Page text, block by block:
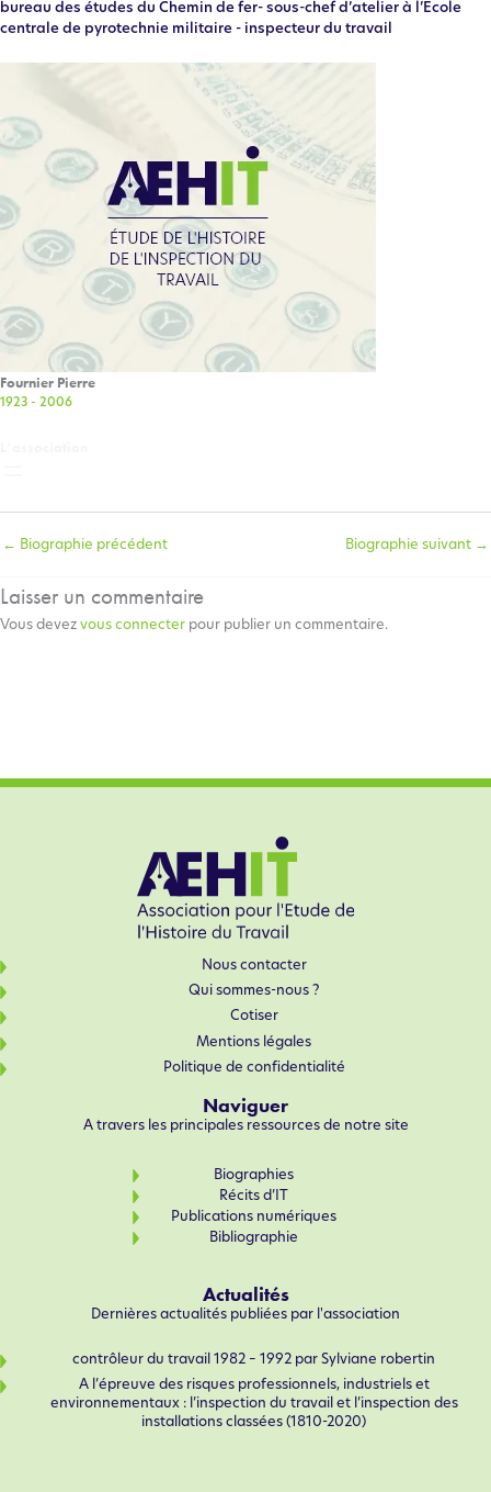
bureau des études du Chemin de fer- sous-chef d’atelier à l’École
centrale de pyrotechnie militaire - inspecteur du travail
Fournier Pierre
1923 - 2006
← Biographie précédent Biographie suivant →
Laisser un commentaire
Vous devez vous connecter pour publier un commentaire.
Nous contacter
Qui sommes-nous ?
Cotiser
Mentions légales
Politique de confidentialité
Naviguer
A travers les principales ressources de notre site
Biographies
Récits d’IT
Publications numériques
Bibliographie
Actualités
Dernières actualités publiées par l'association
contrôleur du travail 1982 – 1992 par Sylviane robertin
A l’épreuve des risques professionnels, industriels et
environnementaux : l’inspection du travail et l’inspection des
installations classées (1810-2020)